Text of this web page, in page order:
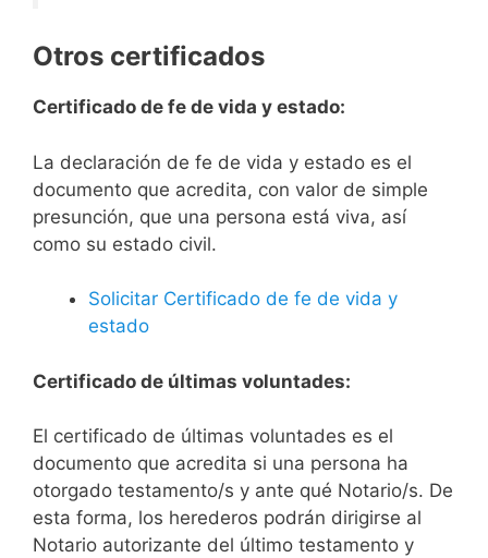
Otros certificados
Certificado de fe de vida y estado:
La declaración de fe de vida y estado es el
documento que acredita, con valor de simple
presunción, que una persona está viva, así
como su estado civil.
Solicitar Certificado de fe de vida y
estado
Certificado de últimas voluntades:
El certificado de últimas voluntades es el
documento que acredita si una persona ha
otorgado testamento/s y ante qué Notario/s. De
esta forma, los herederos podrán dirigirse al
Notario autorizante del último testamento y